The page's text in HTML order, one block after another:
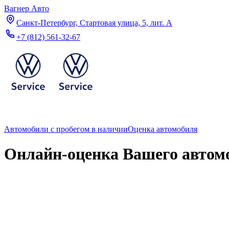
Вагнер Авто
Санкт-Петербург, Стартовая улица, 5, лит. А
+7 (812) 561-32-67
Автомобили с пробегом в наличииОценка автомобиля
Онлайн-оценка Вашего